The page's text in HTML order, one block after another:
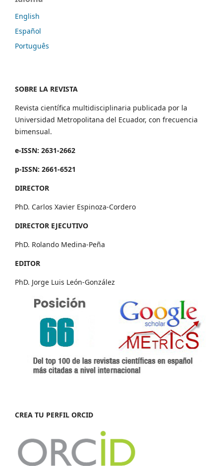
English
Español
Português
SOBRE LA REVISTA
Revista científica multidisciplinaria publicada por la
Universidad Metropolitana del Ecuador, con frecuencia
bimensual.
e-ISSN: 2631-2662
p-ISSN: 2661-6521
DIRECTOR
PhD. Carlos Xavier Espinoza-Cordero
DIRECTOR EJECUTIVO
PhD. Rolando Medina-Peña
EDITOR
PhD. Jorge Luis León-González
CREA TU PERFIL ORCID